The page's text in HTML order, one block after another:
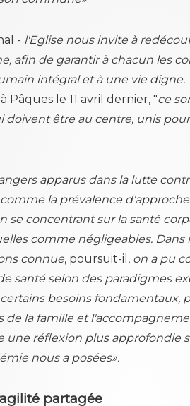
- l'Eglise nous invite à
afin de garantir à chacun les
intégral et à une vie
Pâques le 11 avril dernier, "ce
être au centre, unis
apparus dans la lutte
la prévalence
se concentrant sur la santé
comme négligeables. Dans
connue, poursuit-il, on a pu
santé selon des paradigmes
besoins fondamentaux,
la famille et
une réflexion plus approfondie
nous a posées».
partagée